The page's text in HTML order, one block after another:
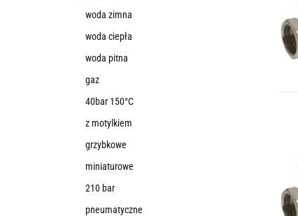
woda zimna
woda ciepła
woda pitna
gaz
40bar 150°C
z motylkiem
grzybkowe
miniaturowe
210 bar
pneumatyczne